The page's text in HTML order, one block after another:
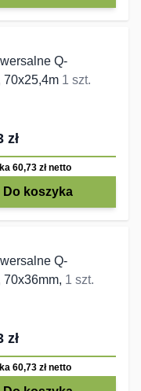
Q-
70x25,4m 1 szt.
zł
60,73 złnetto
Do koszyka
Q-
70x36mm, 1 szt.
zł
60,73 złnetto